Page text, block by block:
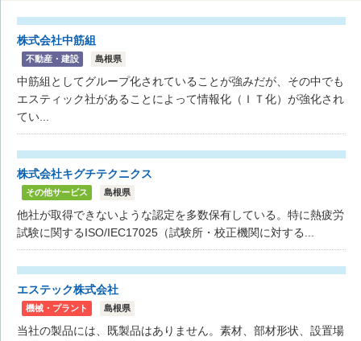
株式会社中筋組
不動産・建設 島根県
中筋組としてグループ化されていることが強みだが、その中でも
エスティック社があることによって情報化（ＩＴ化）が強化され
てい...
株式会社キグチテクニクス
その他サービス 島根県
他社が取得できないような認定を多数保有している。特に熱疲労
試験に関するISO/IEC17025（試験所・校正機関に対する...
エステック株式会社
機械・プラント 島根県
当社の製品には、既製品はありません。素材、部材形状、設置場